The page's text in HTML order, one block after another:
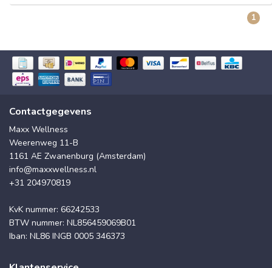
1
Contactgegevens
Maxx Wellness
Weerenweg 11-B
1161 AE Zwanenburg (Amsterdam)
info@maxxwellness.nl
+31 204970819
KvK nummer: 66242533
BTW nummer: NL856459069B01
Iban: NL86 INGB 0005 346373